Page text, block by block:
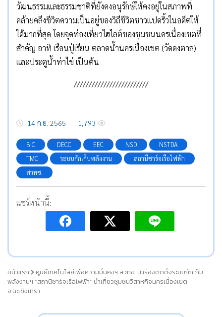
วัฒนธรรมและธรรมชาติที่ยังคงอนุรักษ์ให้คงอยู่ในสภาพที่
คล้ายคลึงชีวิตความเป็นอยู่ของวิถีชีวิตชาวแปดริ้วในอดีตให้
ได้มากที่สุด โดยจุดท่องเที่ยวไฮไลต์ของชุมชนนครเนื่องเขตที่
สำคัญ อาทิ เรือนปู่เรียน ตลาดน้ำนครเนื่องเขต (วัดดงตาล)
และประตูน้ำท่าไข่ เป็นต้น
/////////////////////////
14 ก.ย. 2565 1,793
BIC DECC EEC NSD
NSTDA
TMC
ระบบกักเก็บพลังงาน
สถานีชาร์จเรือไฟฟ้า
สวทช.
แชร์หน้านี้:
หน้าแรก
ศูนย์เทคโนโลยีเพื่อความมั่นคงฯ สวทช. นำร่องติดตั้งระบบกักเก็บ
พลังงานฯ “สถานีชาร์จเรือไฟฟ้า” นำเที่ยวชุมชนวิสาหกิจนครเนื่องเขต
จ.ฉะเชิงเทรา